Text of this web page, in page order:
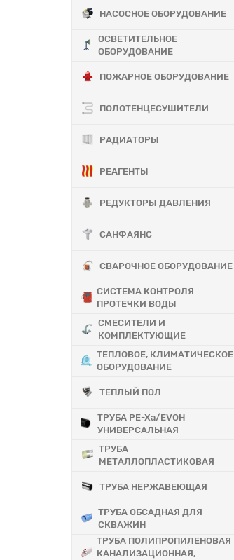
НАСОСНОЕ ОБОРУДОВАНИЕ
ОСВЕТИТЕЛЬНОЕ
ОБОРУДОВАНИЕ
ПОЖАРНОЕ ОБОРУДОВАНИЕ
ПОЛОТЕНЦЕСУШИТЕЛИ
РАДИАТОРЫ
РЕАГЕНТЫ
РЕДУКТОРЫ ДАВЛЕНИЯ
САНФАЯНС
СВАРОЧНОЕ ОБОРУДОВАНИЕ
СИСТЕМА КОНТРОЛЯ
ПРОТЕЧКИ ВОДЫ
СМЕСИТЕЛИ И
КОМПЛЕКТУЮЩИЕ
ТЕПЛОВОЕ, КЛИМАТИЧЕСКОЕ
ОБОРУДОВАНИЕ
ТЕПЛЫЙ ПОЛ
ТРУБА PE-Xa/EVOH
УНИВЕРСАЛЬНАЯ
ТРУБА
МЕТАЛЛОПЛАСТИКОВАЯ
ТРУБА НЕРЖАВЕЮЩАЯ
ТРУБА ОБСАДНАЯ ДЛЯ
СКВАЖИН
ТРУБА ПОЛИПРОПИЛЕНОВАЯ
КАНАЛИЗАЦИОННАЯ,